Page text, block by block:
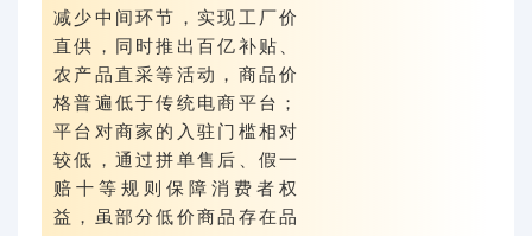
减少中间环节，实现工厂价
直供，同时推出百亿补贴、
农产品直采等活动，商品价
格普遍低于传统电商平台；
平台对商家的入驻门槛相对
较低，通过拼单售后、假一
赔十等规则保障消费者权
益，虽部分低价商品存在品